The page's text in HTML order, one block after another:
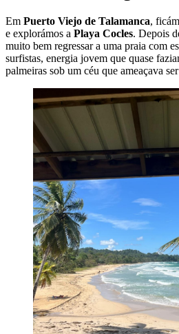
Em Puerto Viejo de Talamanca,
e explorámos a Playa Cocles. Depois
muito bem regressar a uma praia com
surfistas, energia jovem que quase
palmeiras sob um céu que ameaçava